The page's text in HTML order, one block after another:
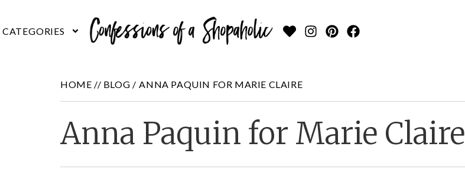
HOME // BLOG / ANNA PAQUIN FOR MARIE CLAIRE
Anna Paquin for Marie Claire